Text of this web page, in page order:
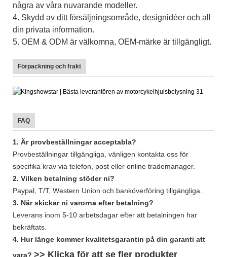
några av våra nuvarande modeller.
4. Skydd av ditt försäljningsområde, designidéer och all
din privata information.
5. OEM & ODM är välkomna, OEM-märke är tillgängligt.
Förpackning och frakt
FAQ
1. Är provbeställningar acceptabla?
Provbeställningar tillgängliga, vänligen kontakta oss för
specifika krav via telefon, post eller online trademanager.
2. Vilken betalning stöder ni?
Paypal, T/T, Western Union och banköverföring tillgängliga.
3. När skickar ni varorna efter betalning?
Leverans inom 5-10 arbetsdagar efter att betalningen har
bekräftats.
4. Hur länge kommer kvalitetsgarantin på din garanti att
vara? >> Klicka för att se fler produkter